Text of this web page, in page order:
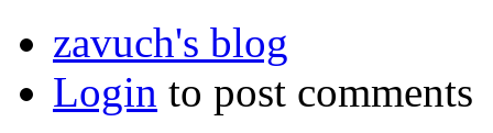
zavuch's blog
Login to post comments